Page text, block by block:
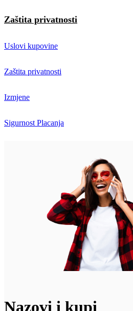
Zaštita privatnosti
Uslovi kupovine
Zaštita privatnosti
Izmjene
Sigurnost Placanja
Nazovi i kupi